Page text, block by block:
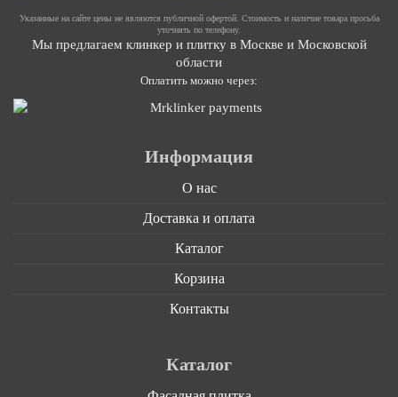
Указанные на сайте цены не являются публичной офертой. Стоимость и наличие товара просьба
уточнять по телефону.
Мы предлагаем клинкер и плитку в Москве и Московской
области
Оплатить можно через:
Информация
О нас
Доставка и оплата
Каталог
Корзина
Контакты
Каталог